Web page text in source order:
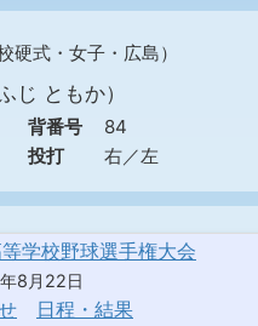
硬式・女子・広島）
じ ともか）
背番号
84
投打 右／左
学校野球選手権大会
8月22日
日程・結果